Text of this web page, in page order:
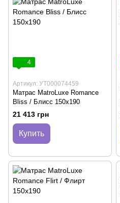
4
Артикул: УТ000074459
Матрас MatroLuxe Romance
Bliss / Блисс 150х190
21 413 грн
Купить